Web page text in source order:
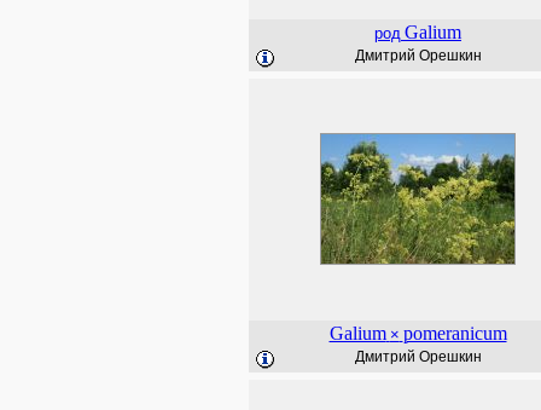
род Galium
Дмитрий Орешкин
Galium × pomeranicum
Дмитрий Орешкин